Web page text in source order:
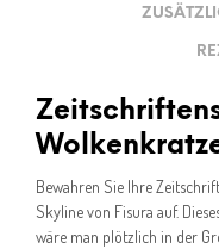
Bewahren Sie Ihre
Skyline von Fisura auf.
wäre man plötzlich in der